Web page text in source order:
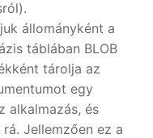
állományként a
táblában BLOB
tárolja az
egy
alkalmazás, és
Jellemzően ez a